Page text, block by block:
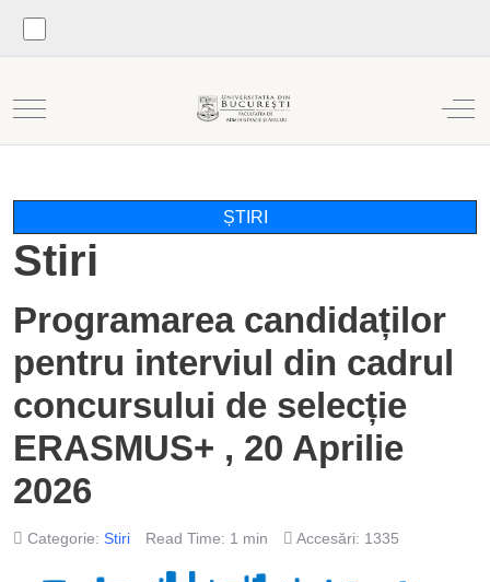
Mobile Menu Toggle Off-
ȘTIRI
Stiri
Programarea candidaților
pentru interviul din cadrul
concursului de selecție
ERASMUS+ , 20 Aprilie
2026
Categorie: Stiri Read Time: 1 min Accesări: 1335